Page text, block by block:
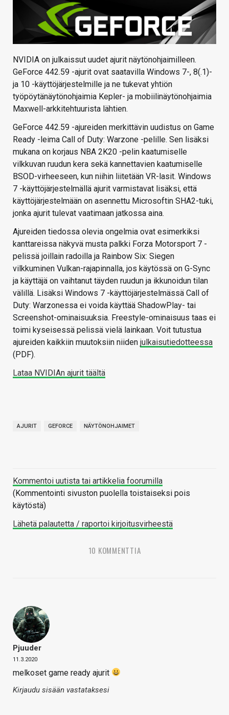
VAIHDA TEEMA
HAKU
NVIDIA on julkaissut uudet ajurit näytönohjaimilleen.
GeForce 442.59 -ajurit ovat saatavilla Windows 7-, 8(.1)-
ja 10 -käyttöjärjestelmille ja ne tukevat yhtiön
työpöytänäytönohjaimia Kepler- ja mobiilinäytönohjaimia
Maxwell-arkkitehtuurista lähtien.
GeForce 442.59 -ajureiden merkittävin uudistus on Game
Ready -leima Call of Duty: Warzone -pelille. Sen lisäksi
mukana on korjaus NBA 2K20 -pelin kaatumiselle
vilkkuvan ruudun kera sekä kannettavien kaatumiselle
BSOD-virheeseen, kun niihin liitetään VR-lasit. Windows
7 -käyttöjärjestelmällä ajurit varmistavat lisäksi, että
käyttöjärjestelmään on asennettu Microsoftin SHA2-tuki,
jonka ajurit tulevat vaatimaan jatkossa aina.
Ajureiden tiedossa olevia ongelmia ovat esimerkiksi
kanttareissa näkyvä musta palkki Forza Motorsport 7 -
pelissä joillain radoilla ja Rainbow Six: Siegen
vilkkuminen Vulkan-rajapinnalla, jos käytössä on G-Sync
ja käyttäjä on vaihtanut täyden ruudun ja ikkunoidun tilan
välillä. Lisäksi Windows 7 -käyttöjärjestelmässä Call of
Duty: Warzonessa ei voida käyttää ShadowPlay- tai
Screenshot-ominaisuuksia. Freestyle-ominaisuus taas ei
toimi kyseisessä pelissä vielä lainkaan. Voit tutustua
ajureiden kaikkiin muutoksiin niiden julkaisutiedotteessa
(PDF).
Lataa NVIDIAn ajurit täältä
AJURIT GEFORCE NÄYTÖNOHJAIMET
Kommentoi uutista tai artikkelia foorumilla
(Kommentointi sivuston puolella toistaiseksi pois
käytöstä)
Lähetä palautetta / raportoi kirjoitusvirheestä
10 KOMMENTTIA
Pjuuder
11.3.2020
melkoset game ready ajurit
Kirjaudu sisään vastataksesi